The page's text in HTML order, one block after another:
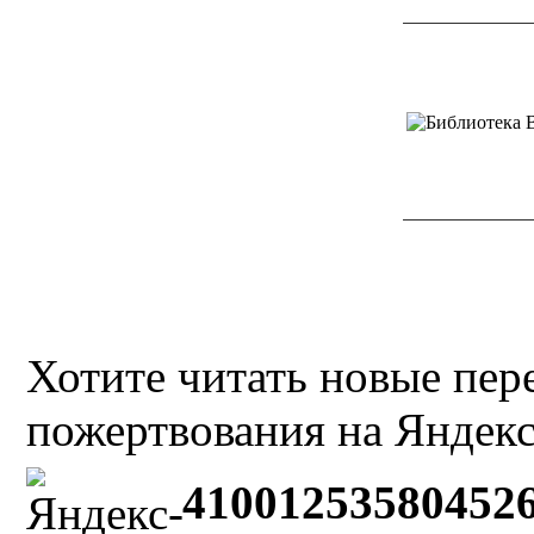
Хотите читать новые
пожертвования на